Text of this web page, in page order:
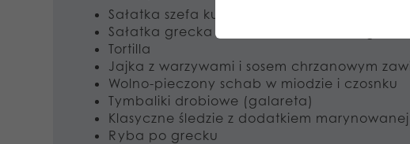
Sałatka szefa kuchni z grillowanym
Sałatka grecka z fetą , pomidorami,
Tortilla
Jajka z warzywami i sosem chrzanowym
Wolno-pieczony schab w miodzie i czosnku
Tymbaliki drobiowe (galareta)
Klasyczne śledzie z dodatkiem
Ryba po grecku